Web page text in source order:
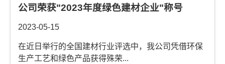
公司荣获"2023年度绿色建材企业"称号
2023-05-15
在近日举行的全国建材行业评选中，我公司凭借环保
生产工艺和绿色产品获得殊荣...